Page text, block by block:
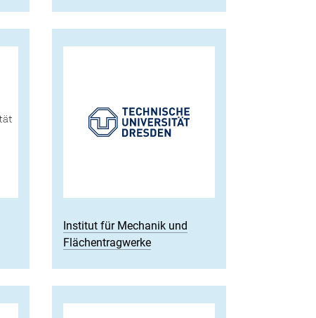
Institut für Mechanik und
Flächentragwerke